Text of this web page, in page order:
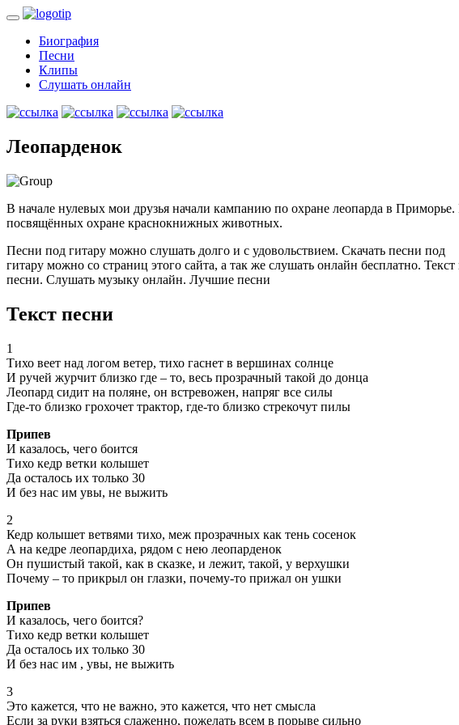
Биография
Песни
Клипы
Слушать онлайн
Леопарденок
В начале нулевых мои друзья начали кампанию по охране леопарда в
посвящённых охране краснокнижных животных.
Песни под гитару можно слушать долго и с удовольствием. Скачать песни под
гитару можно со страниц этого сайта, а так же слушать онлайн бесплатно.
песни. Слушать музыку онлайн. Лучшие песни
Текст песни
1
Тихо веет над логом ветер, тихо гаснет в вершинах солнце
И ручей журчит близко где – то, весь прозрачный такой до донца
Леопард сидит на поляне, он встревожен, напряг все силы
Где-то близко грохочет трактор, где-то близко стрекочут пилы
Припев
И казалось, чего боится
Тихо кедр ветки колышет
Да осталось их только 30
И без нас им увы, не выжить
2
Кедр колышет ветвями тихо, меж прозрачных как тень сосенок
А на кедре леопардиха, рядом с нею леопарденок
Он пушистый такой, как в сказке, и лежит, такой, у верхушки
Почему – то прикрыл он глазки, почему-то прижал он ушки
Припев
И казалось, чего боится?
Тихо кедр ветки колышет
Да осталось их только 30
И без нас им , увы, не выжить
3
Это кажется, что не важно, это кажется, что нет смысла
Если за руки взяться слаженно, пожелать всем в порыве сильно